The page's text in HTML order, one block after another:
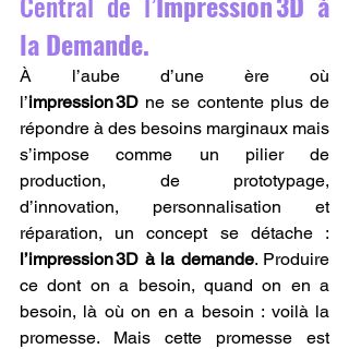
la Demande.
À l’aube d’une ère où
l’impression 3D ne se contente plus de
répondre à des besoins marginaux mais
s’impose comme un pilier de
production, de prototypage,
d’innovation, personnalisation et
l’impression 3D à la demande. Produire
ce dont on a besoin, quand on en a
besoin, là où on en a besoin : voilà la
promesse. Mais cette promesse est